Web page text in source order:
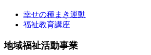
幸せの種まき運動
福祉教育講座
地域福祉活動事業